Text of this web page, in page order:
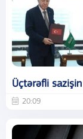
Üçtərəfli
20:09